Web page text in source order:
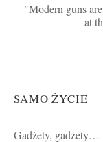
Modern guns
at
SAMO ŻYCIE
Gadżety, gadżety…